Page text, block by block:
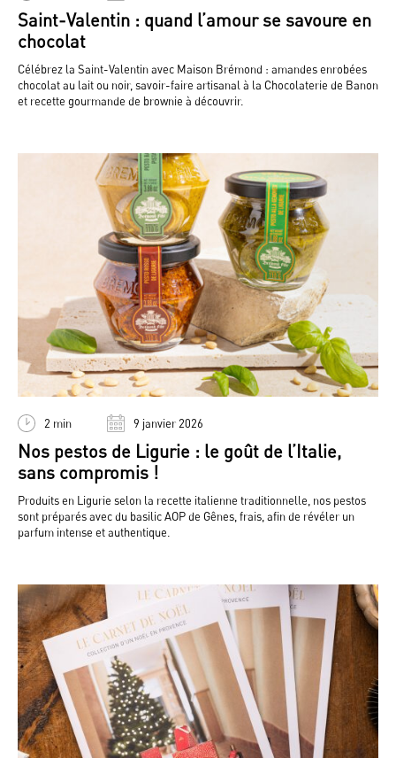
Saint-Valentin : quand l’amour se savoure en
chocolat
Célébrez la Saint-Valentin avec Maison Brémond : amandes enrobées
chocolat au lait ou noir, savoir-faire artisanal à la Chocolaterie de Banon
et recette gourmande de brownie à découvrir.
2 min 9 janvier 2026
Nos pestos de Ligurie : le goût de l’Italie,
sans compromis !
Produits en Ligurie selon la recette italienne traditionnelle, nos pestos
sont préparés avec du basilic AOP de Gênes, frais, afin de révéler un
parfum intense et authentique.